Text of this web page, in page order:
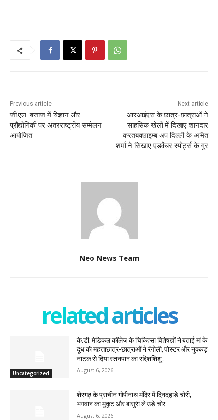
Previous article
जी.एल. बजाज में विज्ञान और
प्रौद्योगिकी पर अंतरराष्ट्रीय सम्मेलन
आयोजित
Next article
आरआईएस के छात्र-छात्राओं ने
साहसिक खेलों में दिखाए शानदार
करतबक्लाइम्ब अप दिल्ली के अमित
शर्मा ने सिखाए एडवेंचर स्पोर्ट्स के गुर
Neo News Team
related articles
Uncategorized
के.डी. मेडिकल कॉलेज के चिकित्सा विशेषज्ञों ने बताई मां के
दूध की महत्ताछात्र-छात्राओं ने रंगोली, पोस्टर और नुक्कड़
नाटक से दिया स्तनपान का संदेशशिशु...
August 6, 2026
शेरगढ़ के प्राचीन गोपीनाथ मंदिर में दिनदहाड़े चोरी,
भगवान का मुकुट और बांसुरी ले उड़े चोर
August 6, 2026